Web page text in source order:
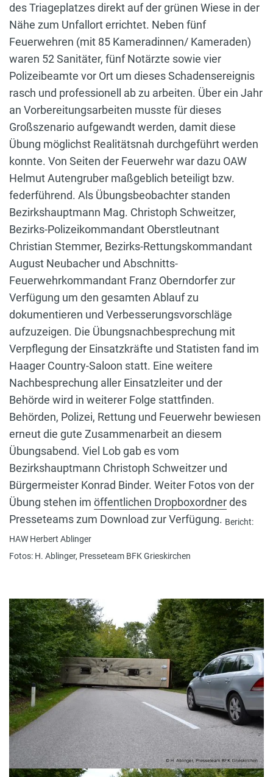
des Triageplatzes direkt auf der grünen Wiese in der
Nähe zum Unfallort errichtet. Neben fünf
Feuerwehren (mit 85 Kameradinnen/ Kameraden)
waren 52 Sanitäter, fünf Notärzte sowie vier
Polizeibeamte vor Ort um dieses Schadensereignis
rasch und professionell ab zu arbeiten. Über ein Jahr
an Vorbereitungsarbeiten musste für dieses
Großszenario aufgewandt werden, damit diese
Übung möglichst Realitätsnah durchgeführt werden
konnte. Von Seiten der Feuerwehr war dazu OAW
Helmut Autengruber maßgeblich beteiligt bzw.
federführend. Als Übungsbeobachter standen
Bezirkshauptmann Mag. Christoph Schweitzer,
Bezirks-Polizeikommandant Oberstleutnant
Christian Stemmer, Bezirks-Rettungskommandant
August Neubacher und Abschnitts-
Feuerwehrkommandant Franz Oberndorfer zur
Verfügung um den gesamten Ablauf zu
dokumentieren und Verbesserungsvorschläge
aufzuzeigen. Die Übungsnachbesprechung mit
Verpflegung der Einsatzkräfte und Statisten fand im
Haager Country-Saloon statt. Eine weitere
Nachbesprechung aller Einsatzleiter und der
Behörde wird in weiterer Folge stattfinden.
Behörden, Polizei, Rettung und Feuerwehr bewiesen
erneut die gute Zusammenarbeit an diesem
Übungsabend. Viel Lob gab es vom
Bezirkshauptmann Christoph Schweitzer und
Bürgermeister Konrad Binder. Weiter Fotos von der
Übung stehen im öffentlichen Dropboxordnerdes
Presseteams zum Download zur Verfügung. Bericht:
HAW Herbert Ablinger
Fotos: H. Ablinger, Presseteam BFK Grieskirchen